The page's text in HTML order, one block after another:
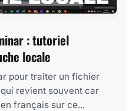
: tutoriel
locale
pour traiter un fichier
revient souvent car
français sur ce...